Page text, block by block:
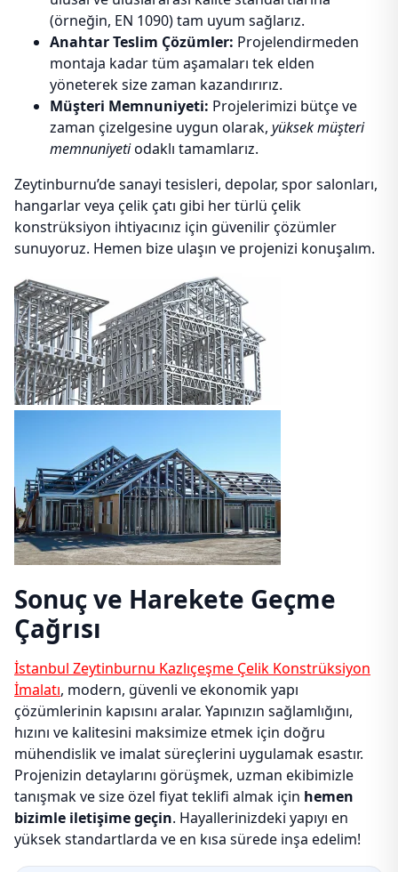
(örneğin, EN 1090) tam uyum sağlarız.
Anahtar Teslim Çözümler: Projelendirmeden
montaja kadar tüm aşamaları tek elden
yöneterek size zaman kazandırırız.
Müşteri Memnuniyeti: Projelerimizi bütçe ve
zaman çizelgesine uygun olarak, yüksek müşteri
memnuniyetiodaklı tamamlarız.
Zeytinburnu’de sanayi tesisleri, depolar, spor salonları,
hangarlar veya çelik çatı gibi her türlü çelik
konstrüksiyon ihtiyacınız için güvenilir çözümler
sunuyoruz. Hemen bize ulaşın ve projenizi konuşalım.
Sonuç ve Harekete Geçme
Çağrısı
İstanbul Zeytinburnu Kazlıçeşme Çelik Konstrüksiyon
İmalatı, modern, güvenli ve ekonomik yapı
çözümlerinin kapısını aralar. Yapınızın sağlamlığını,
hızını ve kalitesini maksimize etmek için doğru
mühendislik ve imalat süreçlerini uygulamak esastır.
Projenizin detaylarını görüşmek, uzman ekibimizle
tanışmak ve size özel fiyat teklifi almak için hemen
bizimle iletişime geçin. Hayallerinizdeki yapıyı en
yüksek standartlarda ve en kısa sürede inşa edelim!